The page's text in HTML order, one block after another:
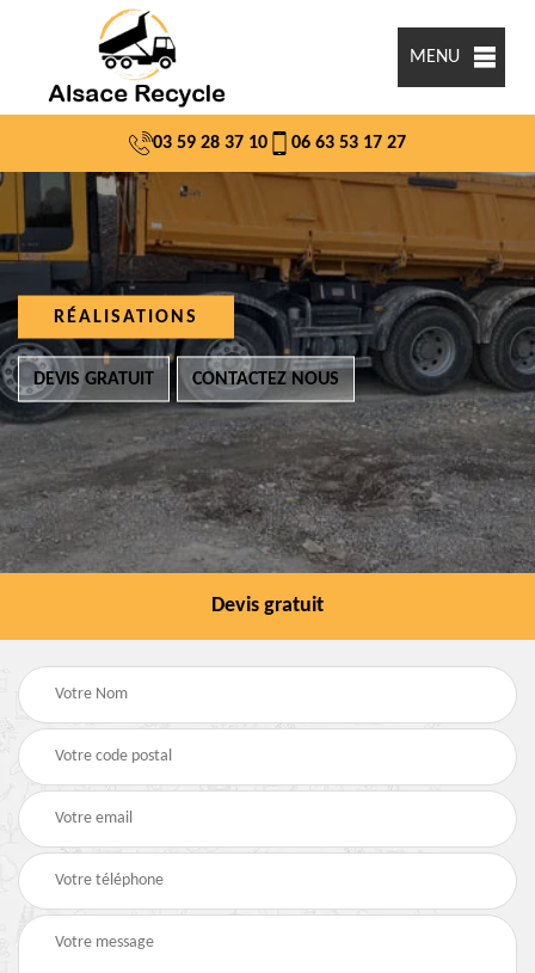
MENU
03 59 28 37 10 06 63 53 17 27
RÉALISATIONS
DEVIS GRATUIT CONTACTEZ NOUS
Devis gratuit